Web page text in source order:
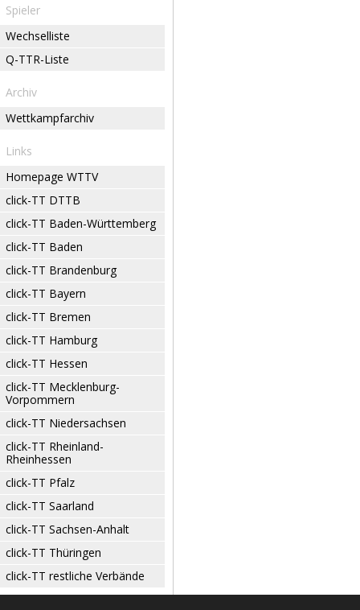
Spieler
Wechselliste
Q-TTR-Liste
Archiv
Wettkampfarchiv
Links
Homepage WTTV
click-TT DTTB
click-TT Baden-Württemberg
click-TT Baden
click-TT Brandenburg
click-TT Bayern
click-TT Bremen
click-TT Hamburg
click-TT Hessen
click-TT Mecklenburg-
Vorpommern
click-TT Niedersachsen
click-TT Rheinland-
Rheinhessen
click-TT Pfalz
click-TT Saarland
click-TT Sachsen-Anhalt
click-TT Thüringen
click-TT restliche Verbände